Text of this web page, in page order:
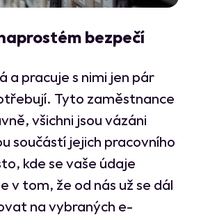
bezpečí
a pracuje s nimi jen pár
Tyto zaměstnance
všichni jsou vázáni
součástí jejich pracovního
kde se vaše údaje
v tom, že od nás už se dál
na vybraných e-